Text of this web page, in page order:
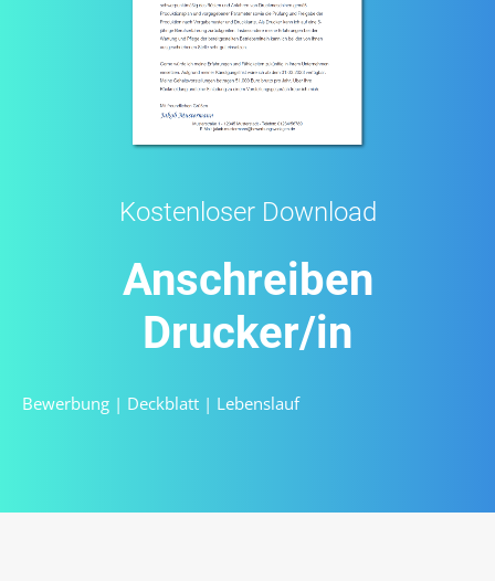
Kostenloser Download
Anschreiben
Drucker/in
Bewerbung | Deckblatt | Lebenslauf